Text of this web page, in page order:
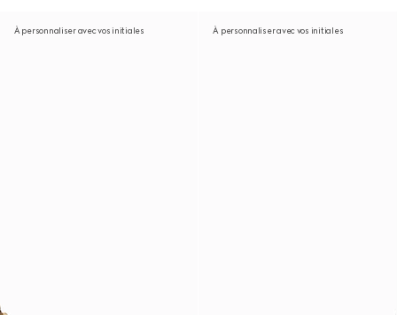
À personnaliser avec vos initiales À personnaliser avec vos initiales